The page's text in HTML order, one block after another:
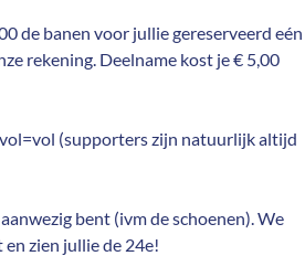
de banen voor jullie gereserveerd eén
rekening. Deelname kost je € 5,00
(supporters zijn natuurlijk altijd
bent (ivm de schoenen). We
zien jullie de 24e!